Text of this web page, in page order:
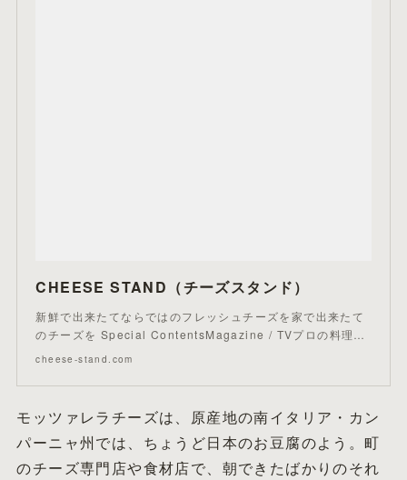
CHEESE STAND（チーズスタンド）
新鮮で出来たてならではのフレッシュチーズを家で出来たて
のチーズを Special ContentsMagazine / TVプロの料理…
cheese-stand.com
モッツァレラチーズは、原産地の南イタリア・カン
パーニャ州では、ちょうど日本のお豆腐のよう。町
のチーズ専門店や食材店で、朝できたばかりのそれ